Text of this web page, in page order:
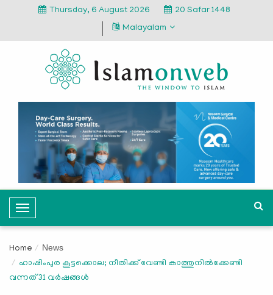
Thursday, 6 August 2026
20 Safar 1448
Malayalam
T
o
g
l
e
Home News
ഹാഷിംപുര കൂട്ടക്കൊല; നീതിക്ക് വേണ്ടി കാത്തുനില്‍ക്കേണ്ടി
വന്നത് 31 വര്‍ഷങ്ങള്‍